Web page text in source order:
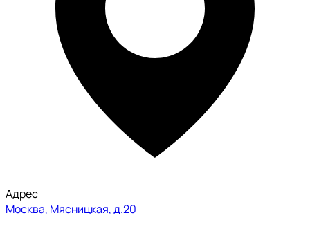
Адрес
Москва, Мясницкая, д.20